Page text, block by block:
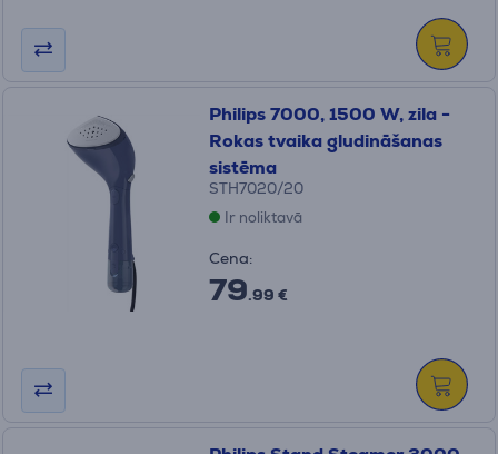
Philips 7000, 1500 W, zila -
Rokas tvaika gludināšanas
sistēma
STH7020/20
Ir noliktavā
Cena:
79.99 €